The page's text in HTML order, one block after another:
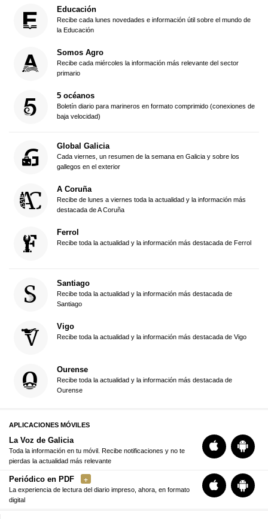
Educación
Recibe cada lunes novedades e información útil sobre el mundo de
la Educación
Somos Agro
Recibe cada miércoles la información más relevante del sector
primario
5 océanos
Boletín diario para marineros en formato comprimido (conexiones de
baja velocidad)
Global Galicia
Cada viernes, un resumen de la semana en Galicia y sobre los
gallegos en el exterior
A Coruña
Recibe de lunes a viernes toda la actualidad y la información más
destacada de A Coruña
Ferrol
Recibe toda la actualidad y la información más destacada de Ferrol
Santiago
Recibe toda la actualidad y la información más destacada de
Santiago
Vigo
Recibe toda la actualidad y la información más destacada de Vigo
Ourense
Recibe toda la actualidad y la información más destacada de
Ourense
APLICACIONES MÓVILES
La Voz de Galicia
Toda la información en tu móvil. Recibe notificaciones y no te
pierdas la actualidad más relevante
Periódico en PDF
La experiencia de lectura del diario impreso, ahora, en formato
digital